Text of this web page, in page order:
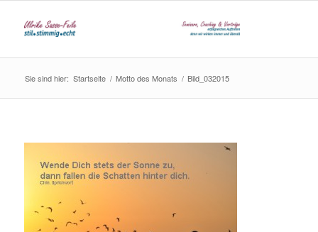
Sie sind hier: Startseite / Motto des Monats / Bild_032015